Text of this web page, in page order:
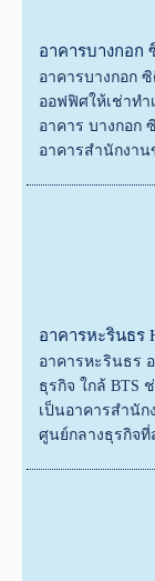
อาคารบางกอก
อาคารบางกอก ซิ
ออฟฟิศให้เช่าทำ
อาคาร บางกอก
อาคารสำนักงาน
อาคารหะรินธร
อาคารหะรินธร
ธุรกิจ ใกล้ BTS
เป็นอาคารสำนั
ศูนย์กลางธุรกิจที่